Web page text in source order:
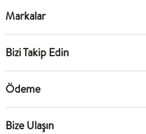
Markalar
Bizi Takip Edin
Ödeme
Bize Ulaşın